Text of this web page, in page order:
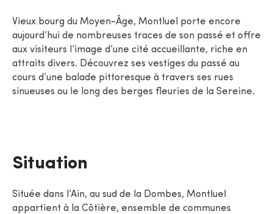
Vieux bourg du Moyen-Âge, Montluel porte encore
aujourd’hui de nombreuses traces de son passé et offre
aux visiteurs l’image d’une cité accueillante, riche en
attraits divers. Découvrez ses vestiges du passé au
cours d’une balade pittoresque à travers ses rues
sinueuses ou le long des berges fleuries de la Sereine.
Situation
Située dans l’Ain, au sud de la Dombes, Montluel
appartient à la Côtière, ensemble de communes